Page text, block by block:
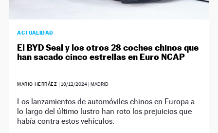
ACTUALIDAD
El BYD Seal y los otros 28 coches chinos que
han sacado cinco estrellas en Euro NCAP
MARIO HERRÁEZ | 18/12/2024 | MADRID
Los lanzamientos de automóviles chinos en Europa a
lo largo del último lustro han roto los prejuicios que
había contra estos vehículos.